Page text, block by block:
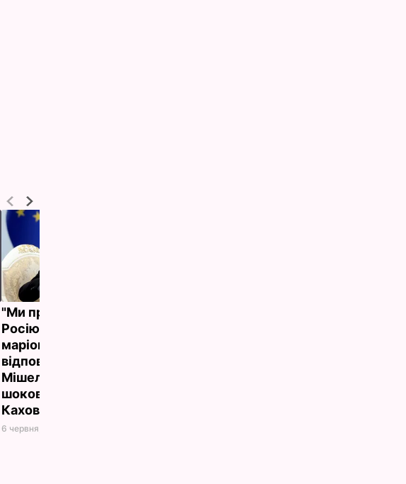
"Ми притягнемо
Росію та її
маріонеток до
відповідальності".
Мішель заявив, що
шокований підривом
Каховської ГЕС
6 червня, 12.04